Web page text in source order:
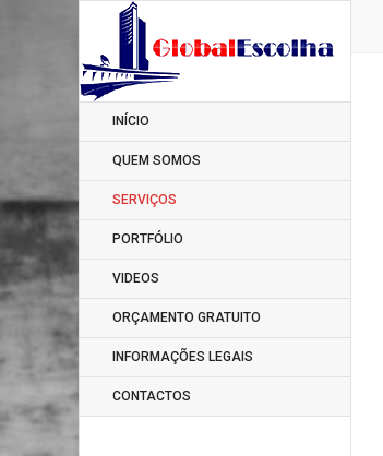
INÍCIO
QUEM SOMOS
SERVIÇOS
PORTFÓLIO
VIDEOS
ORÇAMENTO GRATUITO
INFORMAÇÕES LEGAIS
CONTACTOS